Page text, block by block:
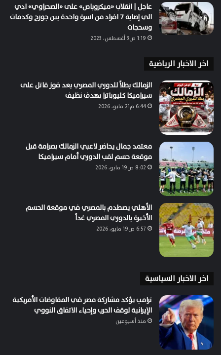
عاجل | انقلاب «ميكروباص» على «الصحراوي» ادي
الي إصابة 7 افراد من اسرة واحدة بين جورج وكدمات
وسحجات
1:19 ص3 أغسطس، 2023
اخر الاخبار الرياضية
الزمالك بطلاً للدوري المصري بعد فوز قاتل على
سيراميكا كليوباترا بهدف نظيف
6:44 م21 مايو، 2026
معتمد جمال يحاضر لاعبي الزمالك بصرامة قبل
موقعة حسم لقب الدوري أمام سيراميكا
8:02 ص19 مايو، 2026
الأهلي يصطدم بالمصري في موقعة الحسم
الأخيرة بالدوري المصري غداً
6:57 ص19 مايو، 2026
اخر الاخبار السياسية
ترامب يؤكد مشاركة مصر في المفاوضات الأمريكية
الإيرانية لوقف الحرب وإحياء الاتفاق النووي
منذ أسبوعين